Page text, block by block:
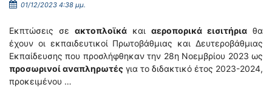
01/12/2023 4:38 μμ.
Εκπτώσεις σε ακτοπλοϊκά και αεροπορικά εισιτήρια θα
έχουν οι εκπαιδευτικοί Πρωτοβάθμιας και Δευτεροβάθμιας
Εκπαίδευσης που προσλήφθηκαν την 28η Νοεμβρίου 2023 ως
προσωρινοί αναπληρωτές για το διδακτικό έτος 2023-2024,
προκειμένου …